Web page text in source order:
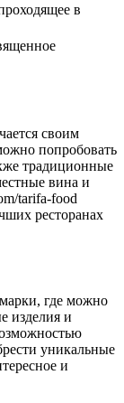
в
своим
попробовать
традиционные
вина и
tarifa-food
ресторанах
где можно
изделия и
уникальные
и